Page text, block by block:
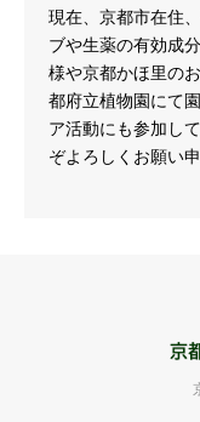
現在、京都市在住
ブや生薬の有効成
様や京都かほ里の
都府立植物園にて
ア活動にも参加し
ぞよろしくお願い